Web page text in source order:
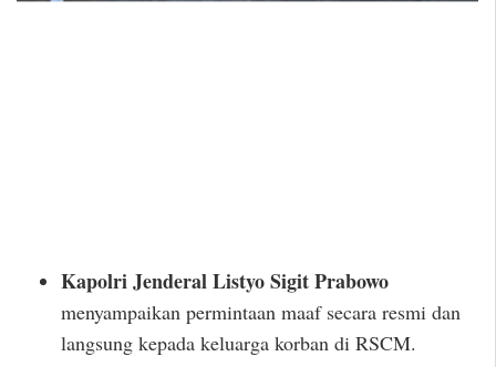
Kapolri Jenderal Listyo Sigit Prabowo
menyampaikan permintaan maaf secara resmi dan
langsung kepada keluarga korban di RSCM.